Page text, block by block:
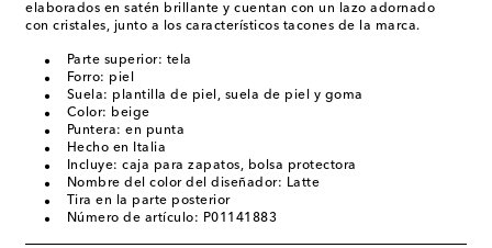
elaborados en satén brillante y cuentan con un lazo adornado
con cristales, junto a los característicos tacones de la marca.
Parte superior: tela
Forro: piel
Suela: plantilla de piel, suela de piel y goma
Color: beige
Puntera: en punta
Hecho en Italia
Incluye: caja para zapatos, bolsa protectora
Nombre del color del diseñador: Latte
Tira en la parte posterior
Número de artículo: P01141883